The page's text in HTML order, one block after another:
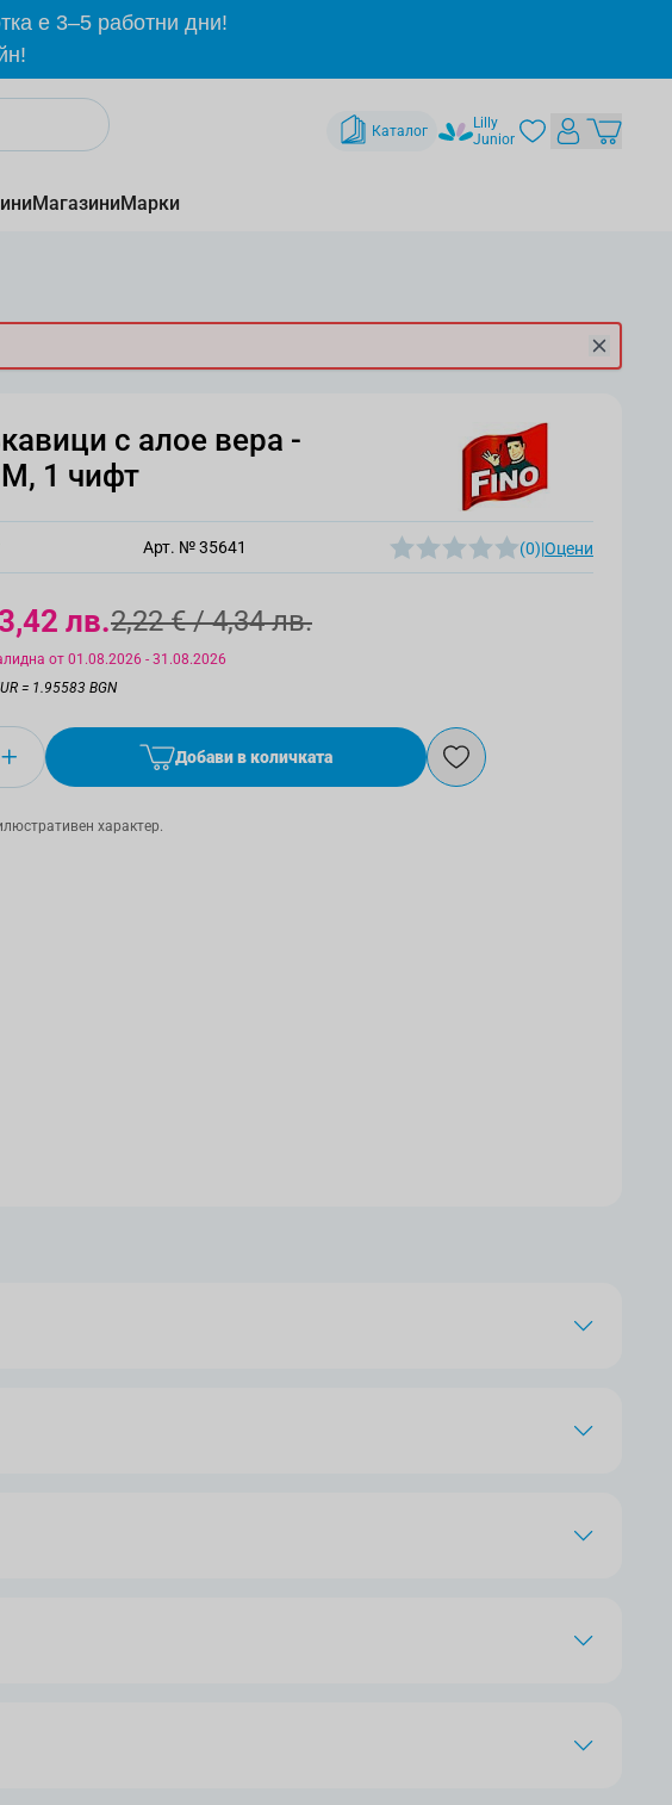
е 3–5 работни дни!
Каталог
Lilly
Junior
МагазиниМарки
с алое вера -
1 чифт
Арт. №35641 (0)|Оцени
лв.2,22 € / 4,34 лв.
от 01.08.2026 - 31.08.2026
= 1.95583 BGN
Добави в количката
характер.